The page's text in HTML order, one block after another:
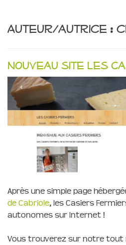
Auteur/autrice :
Nouveau site les
Après une simple page
de Cabriole, les Casiers
autonomes sur Internet !
Vous trouverez sur notre tout